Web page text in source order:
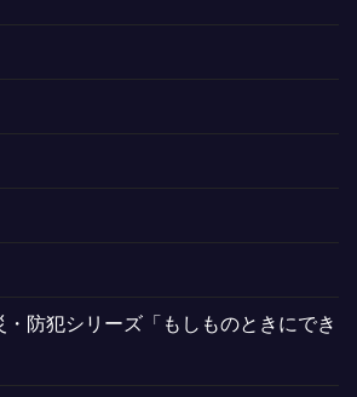
防犯シリーズ「もしものときにでき